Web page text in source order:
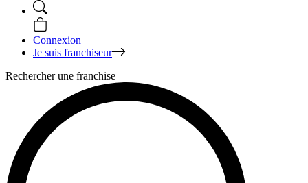
Connexion
Je suis franchiseur
Rechercher une franchise